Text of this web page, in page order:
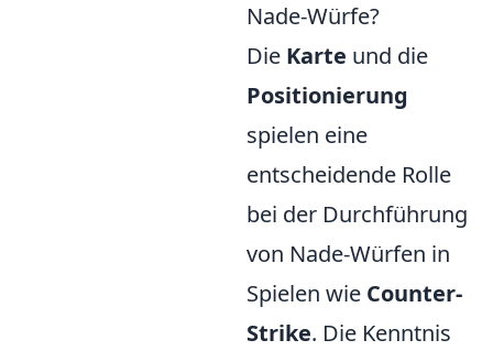
Nade-Würfe?
Die Karte und die
Positionierung
spielen eine
entscheidende Rolle
bei der Durchführung
von Nade-Würfen in
Spielen wie Counter-
Strike. Die Kenntnis